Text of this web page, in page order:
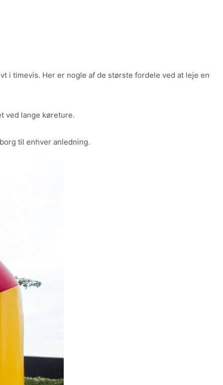
i timevis. Her er nogle af de største fordele ved at leje en
ved lange køreture.
til enhver anledning.